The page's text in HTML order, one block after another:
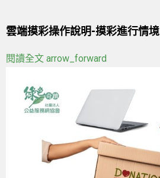
雲端摸彩操作說明-摸彩進行情境
閱讀全文 arrow_forward